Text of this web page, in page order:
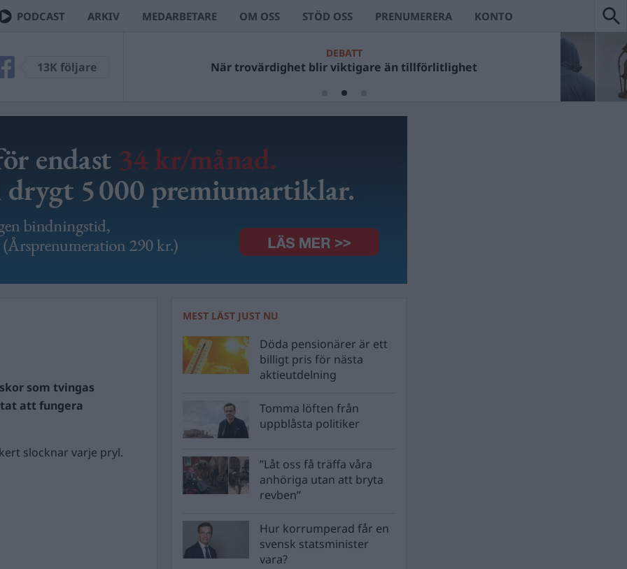
PODCAST ARKIV MEDARBETARE OM OSS STÖD OSS PRENUMERERA KONTO
13K följare
DEBATT
När trovärdighet blir viktigare än tillförlitlighet
som tvingas
att fungera
slocknar varje pryl.
MEST LÄST JUST NU
Döda pensionärer är ett
billigt pris för nästa
aktieutdelning
Tomma löften från
uppblåsta politiker
”Låt oss få träffa våra
anhöriga utan att bryta
revben”
Hur korrumperad får en
svensk statsminister
vara?